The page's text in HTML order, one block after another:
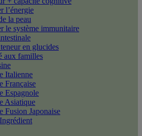
l’énergie
la peau
le système immunitaire
en glucides
aux familles
Italienne
Française
Espagnole
Asiatique
Fusion Japonaise